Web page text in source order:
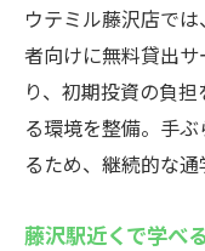
初心者歓
制
無料貸出
24時間営
通い放題
ウテミル藤沢店で
者向けに無料貸出
り、初期投資の負
る環境を整備。手
るため、継続的な通
藤沢駅近くで学べ